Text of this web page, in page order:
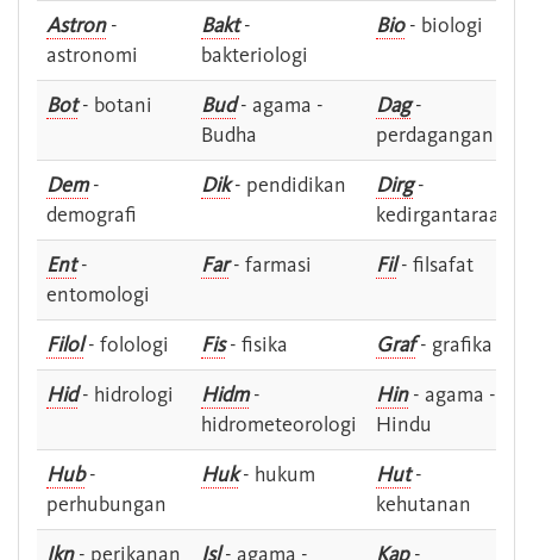
Astron-
astronomi
Bakt-
bakteriologi
Bio- biologi
Bot- botani Bud- agama -
Budha
Dag-
perdagangan
Dem-
demografi
Dik- pendidikan Dirg-
kedirgantaraan
Ent-
entomologi
Far- farmasi Fil- filsafat
Filol- folologi Fis- fisika Graf- grafika
Hid- hidrologi Hidm-
hidrometeorologi
Hin- agama -
Hindu
Hub-
perhubungan
Huk- hukum Hut-
kehutanan
Ikn- perikanan Isl- agama -
Kap-